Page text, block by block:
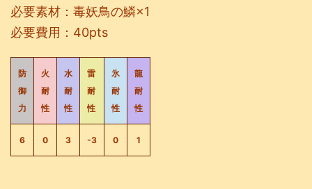
必要素材：毒妖鳥の鱗×1
必要費用：40pts
防
御
力
火
耐
性
水
耐
性
雷
耐
性
氷
耐
性
龍
耐
性
6 0 3 -3 0 1